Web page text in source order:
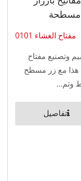
مسطحة
مفتاح الغشاء 0101
وتصنيع مفتاح
هذا مع زر مسطح
وتم...
تفاصيل